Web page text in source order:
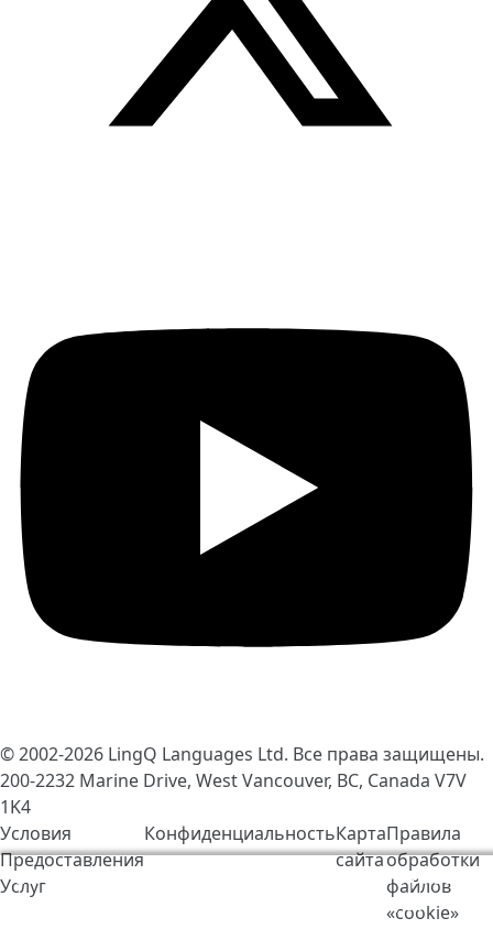
Мы используем cookie-файлы, чтобы сделать работу
LingQ лучше. Находясь на нашем сайте, вы
© 2002-2026 LingQ Languages Ltd. Все права защищены.
200-2232 Marine Drive, West Vancouver, BC, Canada V7V
1K4
Условия
Предоставления
Услуг
КонфиденциальностьКарта
сайта
Правила
обработки
файлов
«cookie»